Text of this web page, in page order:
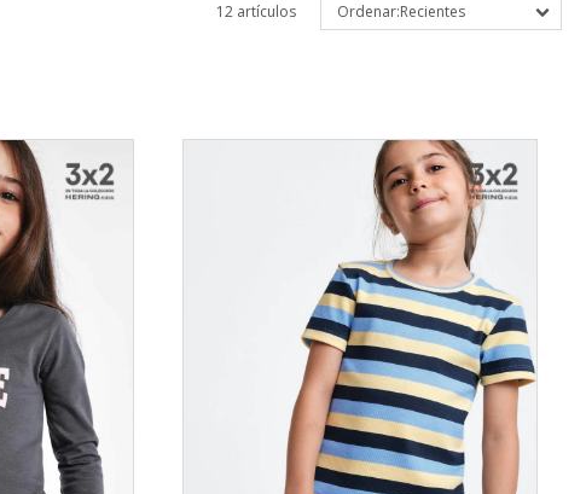
12 artículos Recientes